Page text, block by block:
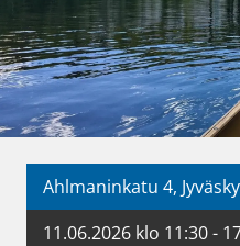
Ahlmaninkatu 4,
11.06.2026 klo 11:30 -